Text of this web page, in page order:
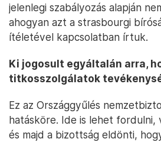
jelenlegi szabályozás alapján
ahogyan azt a strasbourgi
ítéletével kapcsolatban írtuk.
Ki jogosult egyáltalán arra,
titkosszolgálatok
Ez az Országgyűlés
hatásköre. Ide is lehet fordulni,
és majd a bizottság eldönti,